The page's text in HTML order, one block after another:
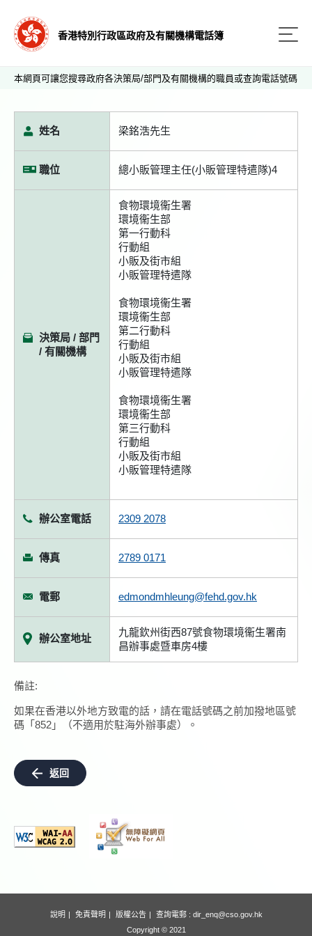
香港特別行政區政府及有關機構電話簿
本網頁可讓您搜尋政府各決策局/部門及有關機構的職員或查詢電話號碼
姓名 梁銘浩先生
職位 總小販管理主任(小販管理特遣隊)4
決策局 / 部門
/ 有關機構
食物環境衞生署
環境衞生部
第一行動科
行動組
小販及街市組
小販管理特遣隊
食物環境衞生署
環境衞生部
第二行動科
行動組
小販及街市組
小販管理特遣隊
食物環境衞生署
環境衞生部
第三行動科
行動組
小販及街市組
小販管理特遣隊
辦公室電話 2309 2078
傳真 2789 0171
電郵 edmondmhleung@fehd.gov.hk
辦公室地址
九龍欽州街西87號食物環境衞生署南
昌辦事處暨車房4樓
備註:
如果在香港以外地方致電的話，請在電話號碼之前加撥地區號
碼「852」（不適用於駐海外辦事處）。
返回
說明 免責聲明 版權公告 查詢電郵 : dir_enq@cso.gov.hk
Copyright © 2021